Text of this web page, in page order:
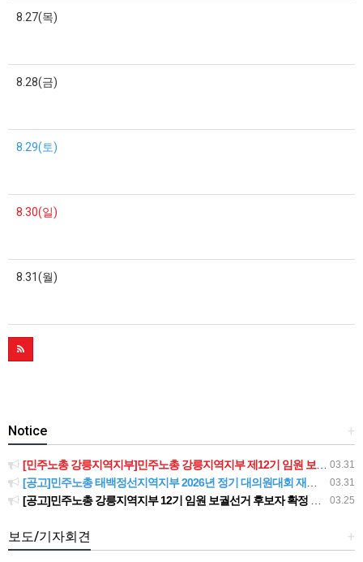
8.27(목)
8.28(금)
8.29(토)
8.30(일)
8.31(월)
+
Notice
03.31
[민주노총 강릉지역지부]민주노총 강릉지역지부 제12기 임원 보궐선거결과 공고
03.31
[공고]민주노총 태백정선지역지부 2026년 정기 대의원대회 재소집 건
03.25
[공고]민주노총 강릉지역지부 12기 임원 보궐선거 후보자 확정 공고
+
보도/기자회견